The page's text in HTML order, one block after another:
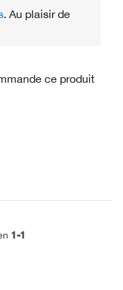
. Au plaisir de
ce produit
1-1